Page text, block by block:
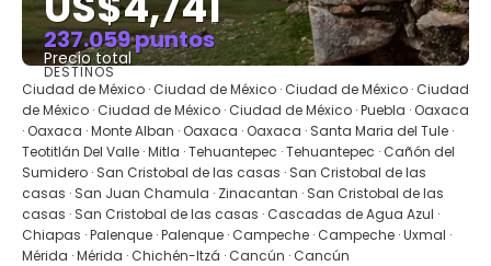
237.059 puntos
Precio total
Ver
DESTINOS
Ciudad de México · Ciudad de México · Ciudad de México · Ciudad
de México · Ciudad de México · Ciudad de México · Puebla · Oaxaca
· Oaxaca · Monte Alban · Oaxaca · Oaxaca · Santa Maria del Tule ·
Teotitlán Del Valle · Mitla · Tehuantepec · Tehuantepec · Cañón del
Sumidero · San Cristobal de las casas · San Cristobal de las
casas · San Juan Chamula · Zinacantan · San Cristobal de las
casas · San Cristobal de las casas · Cascadas de Agua Azul ·
Chiapas · Palenque · Palenque · Campeche · Campeche · Uxmal ·
Mérida · Mérida · Chichén-Itzá · Cancún · Cancún